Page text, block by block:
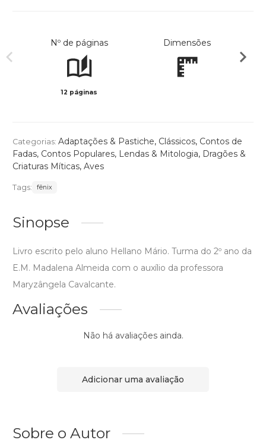
Nº de páginas
12 páginas
Dimensões
Categorias: Adaptações & Pastiche, Clássicos, Contos de
Fadas, Contos Populares, Lendas & Mitologia, Dragões &
Criaturas Míticas, Aves
Tags: fênix
Sinopse
Livro escrito pelo aluno Hellano Mário. Turma do 2º ano da
E.M. Madalena Almeida com o auxílio da professora
Maryzângela Cavalcante.
Avaliações
Não há avaliações ainda.
Adicionar uma avaliação
Sobre o Autor